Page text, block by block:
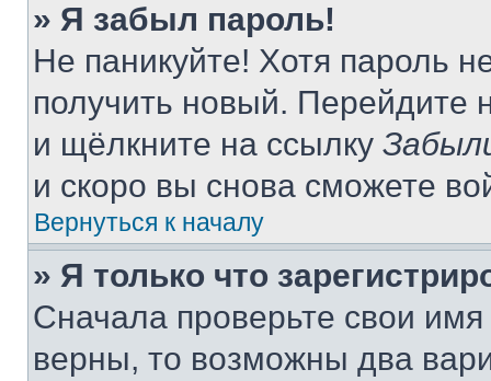
» Я забыл пароль!
Не паникуйте! Хотя пароль
получить новый. Перейдите
и щёлкните на ссылку
и скоро вы снова сможете
Вернуться к началу
» Я только что
Сначала проверьте свои
верны, то возможны два